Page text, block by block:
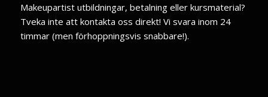
Makeupartist utbildningar, betalning eller kursmaterial?
Tveka inte att kontakta oss direkt! Vi svara inom 24
timmar (men förhoppningsvis snabbare!).